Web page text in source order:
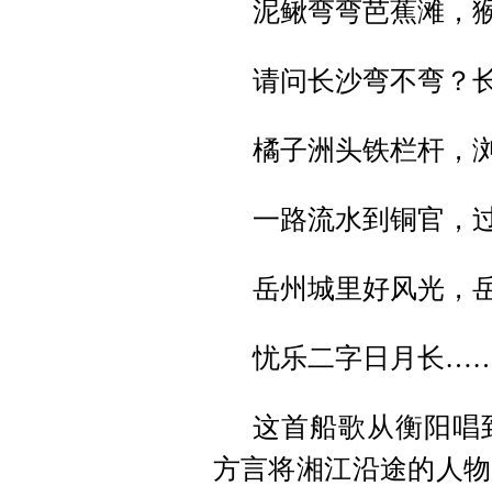
泥鳅弯弯芭蕉滩，
请问长沙弯不弯？
橘子洲头铁栏杆，
一路流水到铜官，
岳州城里好风光，
忧乐二字日月长
这首船歌从衡阳唱
方言将湘江沿途的人